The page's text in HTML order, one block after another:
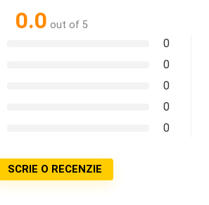
0.0 out of 5
0
0
0
0
0
SCRIE O RECENZIE